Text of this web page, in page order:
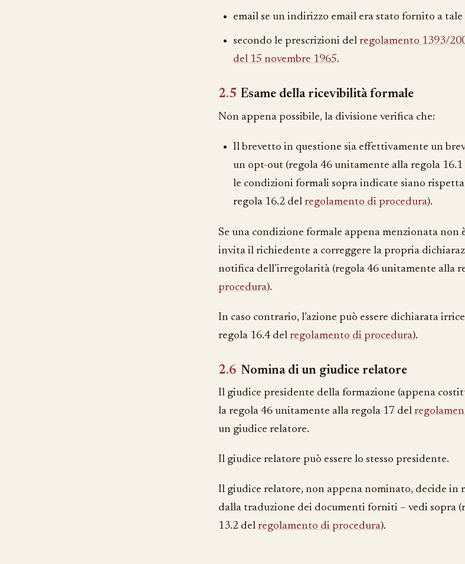
email se un indirizzo email era stato fornito a tale
secondo le prescrizioni del regolamento 1393/
del 15 novembre 1965.
2.5 Esame della ricevibilità formale
Non appena possibile, la divisione verifica che:
Il brevetto in questione sia effettivamente un
un opt-out (regola 46 unitamente alla regola 16.1
le condizioni formali sopra indicate siano
regola 16.2 del regolamento di procedura).
Se una condizione formale appena menzionata non
invita il richiedente a correggere la propria
notifica dell’irregolarità (regola 46 unitamente alla
procedura).
In caso contrario, l’azione può essere dichiarata
regola 16.4 del regolamento di procedura).
2.6 Nomina di un giudice relatore
Il giudice presidente della formazione (appena
la regola 46 unitamente alla regola 17 del
un giudice relatore.
Il giudice relatore può essere lo stesso presidente.
Il giudice relatore, non appena nominato, decide in
dalla traduzione dei documenti forniti – vedi sopra
13.2 del regolamento di procedura).